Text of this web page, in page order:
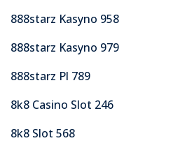
888starz Kasyno 958
888starz Kasyno 979
888starz Pl 789
8k8 Casino Slot 246
8k8 Slot 568